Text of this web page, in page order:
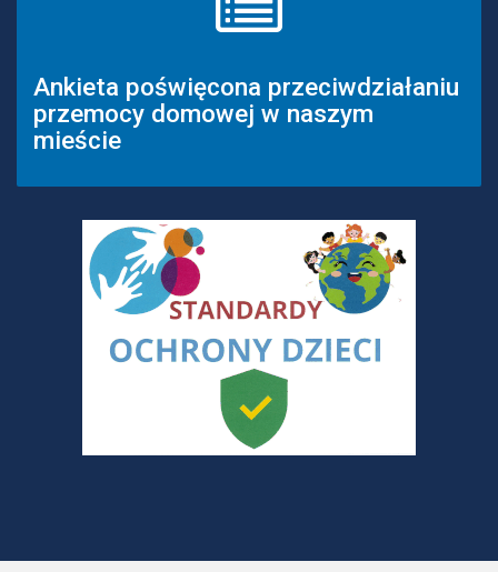
Ankieta poświęcona przeciwdziałaniu
przemocy domowej w naszym
mieście